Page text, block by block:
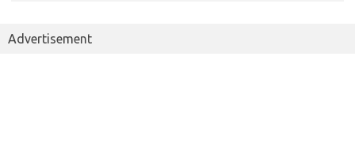
Advertisement